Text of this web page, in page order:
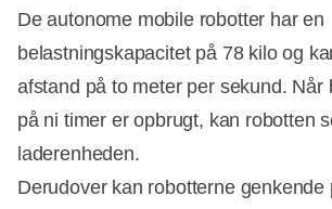
De autonome mobile robotter har en
belastningskapacitet på 78 kilo og
afstand på to meter per sekund. Når
på ni timer er opbrugt, kan robotten
laderenheden.
Derudover kan robotterne genkende